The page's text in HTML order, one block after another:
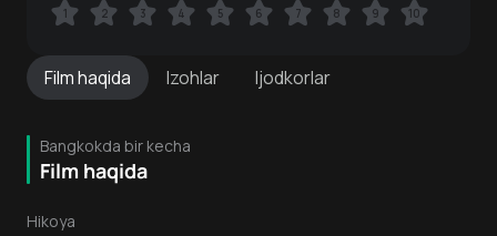
Filmhaqida Izohlar Ijodkorlar
Bangkokda bir kecha
Film haqida
Hikoya
1 2 3 4 5 6 7 8 9 10
1 2 3 4 5 6 7 8 9 10